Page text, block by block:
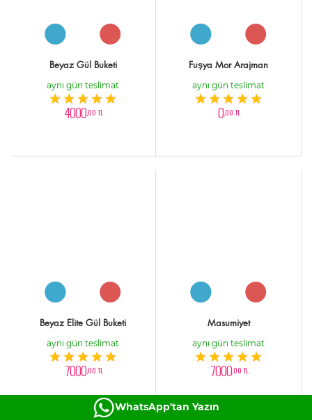
Beyaz Gül Buketi
aynı gün teslimat
4000,00 TL
Fuşya Mor Arajman
aynı gün teslimat
0,00 TL
Beyaz Elite Gül Buketi
aynı gün teslimat
7000,00 TL
Masumiyet
aynı gün teslimat
7000,00 TL
WhatsApp'tan Yazın